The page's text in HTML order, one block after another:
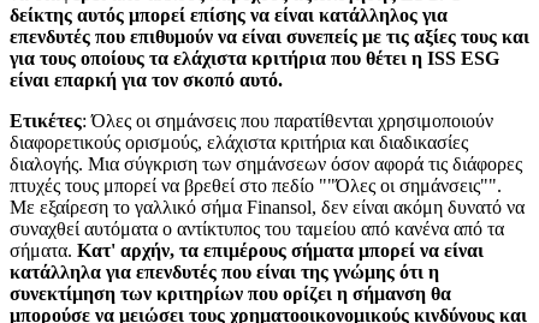
δείκτης αυτός μπορεί επίσης να είναι κατάλληλος για
επενδυτές που επιθυμούν να είναι συνεπείς με τις αξίες τους και
για τους οποίους τα ελάχιστα κριτήρια που θέτει η ISS ESG
είναι επαρκή για τον σκοπό αυτό.
Ετικέτες: Όλες οι σημάνσεις που παρατίθενται χρησιμοποιούν
διαφορετικούς ορισμούς, ελάχιστα κριτήρια και διαδικασίες
διαλογής. Μια σύγκριση των σημάνσεων όσον αφορά τις διάφορες
πτυχές τους μπορεί να βρεθεί στο πεδίο ""Όλες οι σημάνσεις"".
Με εξαίρεση το γαλλικό σήμα Finansol, δεν είναι ακόμη δυνατό να
συναχθεί αυτόματα ο αντίκτυπος του ταμείου από κανένα από τα
σήματα. Κατ' αρχήν, τα επιμέρους σήματα μπορεί να είναι
κατάλληλα για επενδυτές που είναι της γνώμης ότι η
συνεκτίμηση των κριτηρίων που ορίζει η σήμανση θα
μπορούσε να μειώσει τους χρηματοοικονομικούς κινδύνους και